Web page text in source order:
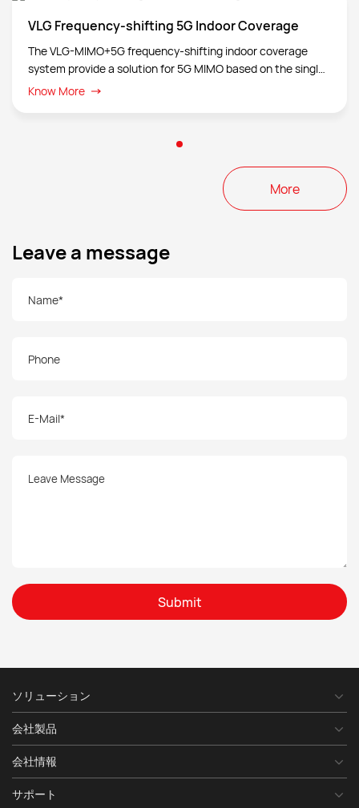
VLG Frequency-shifting 5G Indoor Coverage
The VLG-MIMO+5G frequency-shifting indoor coverage
system provide a solution for 5G MIMO based on the single
RF cable existing in the traditional DAS system and 2T2R in
Know More
More
Leave a message
Submit
ソリューション
会社製品
会社情報
サポート